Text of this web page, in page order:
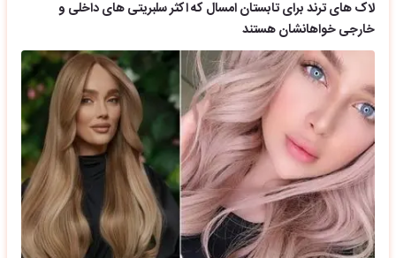
لاک های ترند برای تابستان امسال که اکثر سلبریتی های داخلی و
خارجی خواهانشان هستند